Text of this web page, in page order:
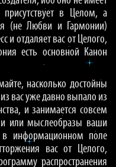
в Целом, а
(не Любви и Гармонии)
и отдаляет вас от Целого,
есть основной Канон
насколько достойны
вас уже давно выпало из
и занимается совсем
или мыслеобразы ваши
в информационном поле
вас от Целого,
распространения